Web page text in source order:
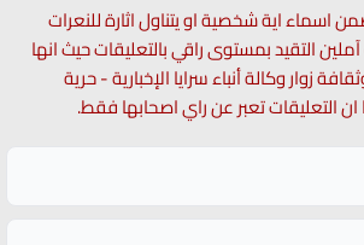
اسماء اية شخصية او يتناول اثارة للنعرات
التقيد بمستوى راقي بالتعليقات حيث انها
زوار وكالة أنباء سرايا الإخبارية - حرية
التعليقات تعبر عن راي اصحابها فقط.